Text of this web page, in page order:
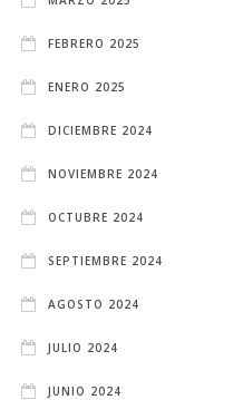
FEBRERO 2025
ENERO 2025
DICIEMBRE 2024
NOVIEMBRE 2024
OCTUBRE 2024
SEPTIEMBRE 2024
AGOSTO 2024
JULIO 2024
JUNIO 2024